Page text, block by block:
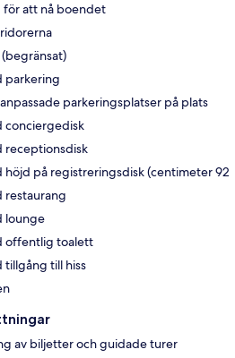
att nå boendet
(begränsat)
parkering
parkeringsplatser på plats
conciergedisk
receptionsdisk
höjd på registreringsdisk (centimeter 92
restaurang
lounge
offentlig toalett
tillgång till hiss
av biljetter och guidade turer